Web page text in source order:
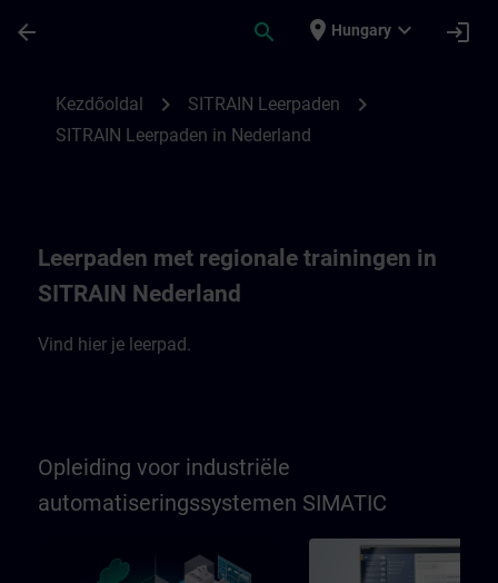
arrow_back search place Hungary expand_more login
Kezdőoldal chevron_right SITRAIN Leerpaden chevron_right
SITRAIN Leerpaden in Nederland
Leerpaden met regionale trainingen in
SITRAIN Nederland
Vind hier je leerpad.
Opleiding voor industriële
automatiseringssystemen SIMATIC